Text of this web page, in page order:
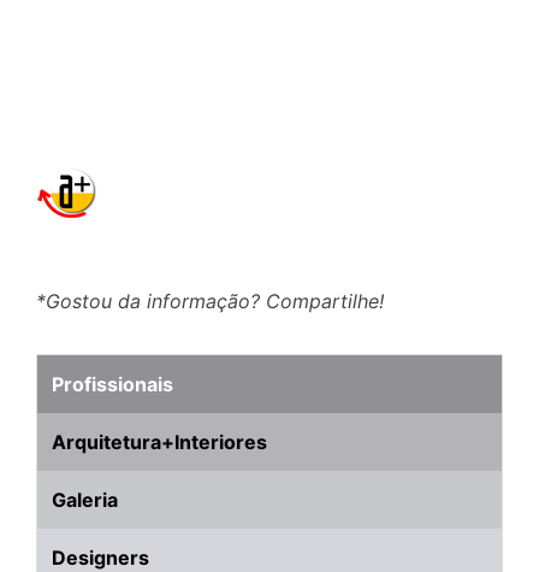
*Gostou da informação? Compartilhe!
Profissionais
Arquitetura+Interiores
Galeria
Designers